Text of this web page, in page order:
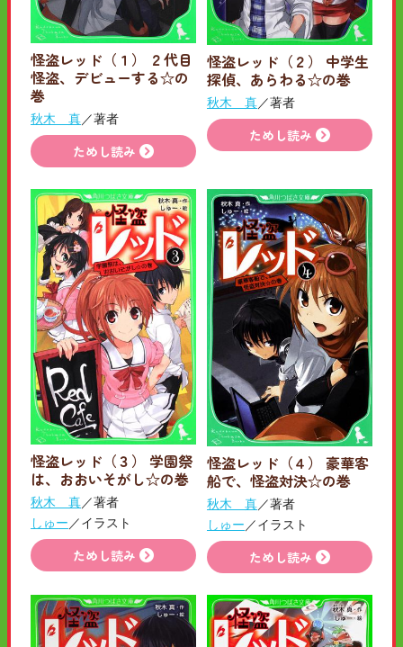
怪盗レッド（１） ２代目
怪盗、デビューする☆の
巻
秋木 真／著者
ためし読み
怪盗レッド（２） 中学生
探偵、あらわる☆の巻
秋木 真／著者
ためし読み
怪盗レッド（３） 学園祭
は、おおいそがし☆の巻
秋木 真／著者
しゅー ／イラスト
ためし読み
怪盗レッド（４） 豪華客
船で、怪盗対決☆の巻
秋木 真／著者
しゅー ／イラスト
ためし読み